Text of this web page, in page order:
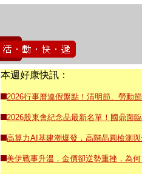
本週好康快訊：
2026行事曆連假盤點！清明節、勞動
2026股東會紀念品最新名單！國鼎面
高算力AI基建潮爆發，高階晶圓檢測
美伊戰事升溫，金價卻逆勢重挫，為